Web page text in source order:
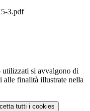
3.pdf
utilizzati si avvalgono di
alle finalità illustrate nella
tutti i cookies